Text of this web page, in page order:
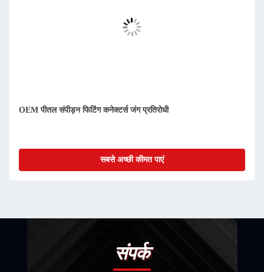
OEM पीतल संपीड़न फिटिंग कनेक्टर्स जंग प्रतिरोधी
सबसे अच्छी कीमत पाएं
संपर्क